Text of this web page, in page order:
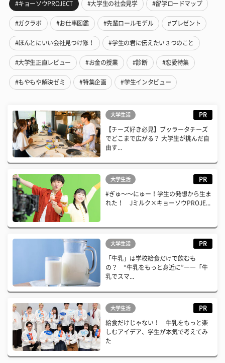
#キョーソウPROJECT #大学生の社会見学 #留学ロードマップ
#ガクラボ #お仕事図鑑 #先輩ロールモデル #プレゼント
#ほんとにいい会社見つけ隊！ #学生の君に伝えたい３つのこと
#大学生正直レビュー #お金の授業 #診断 #恋愛特集
#もやもや解決ゼミ #特集企画 #学生インタビュー
大学生活 PR
【チーズ好き必見】ブッラータチーズ
でどこまで広がる？ 大学生が挑んだ自
由す...
大学生活 PR
#ぎゅ〜〜にゅー！学生の発想から生ま
れた！ Jミルク×キョーソウPROJE...
大学生活 PR
「牛乳」は学校給食だけで飲むも
の？ “牛乳をもっと身近に”――「牛
乳でスマ...
大学生活 PR
給食だけじゃない！ 牛乳をもっと楽
しむアイデア、学生が本気で考えてみ
た